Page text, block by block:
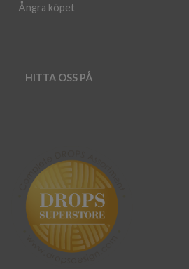
Ångra köpet
HITTA OSS PÅ